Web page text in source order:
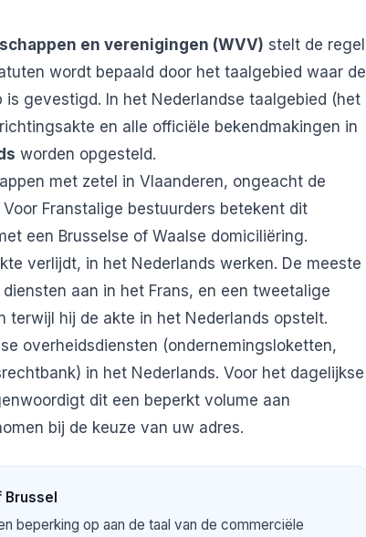
en verenigingen (WVV) stelt de regel
wordt bepaald door het taalgebied waar de
gevestigd. In het Nederlandse taalgebied (het
en alle officiële bekendmakingen in
worden opgesteld.
met zetel in Vlaanderen, ongeacht de
Franstalige bestuurders betekent dit
een Brusselse of Waalse domiciliëring.
verlijdt, in het Nederlands werken. De meeste
aan in het Frans, en een tweetalige
hij de akte in het Nederlands opstelt.
overheidsdiensten (ondernemingsloketten,
in het Nederlands. Voor het dagelijkse
dit een beperkt volume aan
bij de keuze van uw adres.
Brussel
beperking op aan de taal van de commerciële